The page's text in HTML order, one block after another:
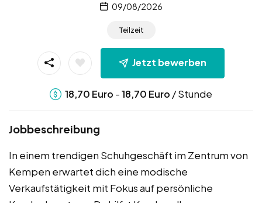
09/08/2026
Teilzeit
Jetzt bewerben
18,70 Euro -18,70 Euro / Stunde
Jobbeschreibung
In einem trendigen Schuhgeschäft im Zentrum von
Kempen erwartet dich eine modische
Verkaufstätigkeit mit Fokus auf persönliche